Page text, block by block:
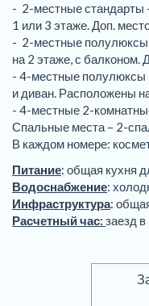
- 2-местные стандарты
1 или 3 этаже. Доп.
- 2-местные полулюксы
на 2 этаже, с балконом.
- 4-местные полулюксы
и диван. Расположены
- 4-местные 2-
Спальные места – 2-
В каждом номере:
Питание: общая кухня
Водоснабжение:
Инфраструктура:
Расчетный час: заезд